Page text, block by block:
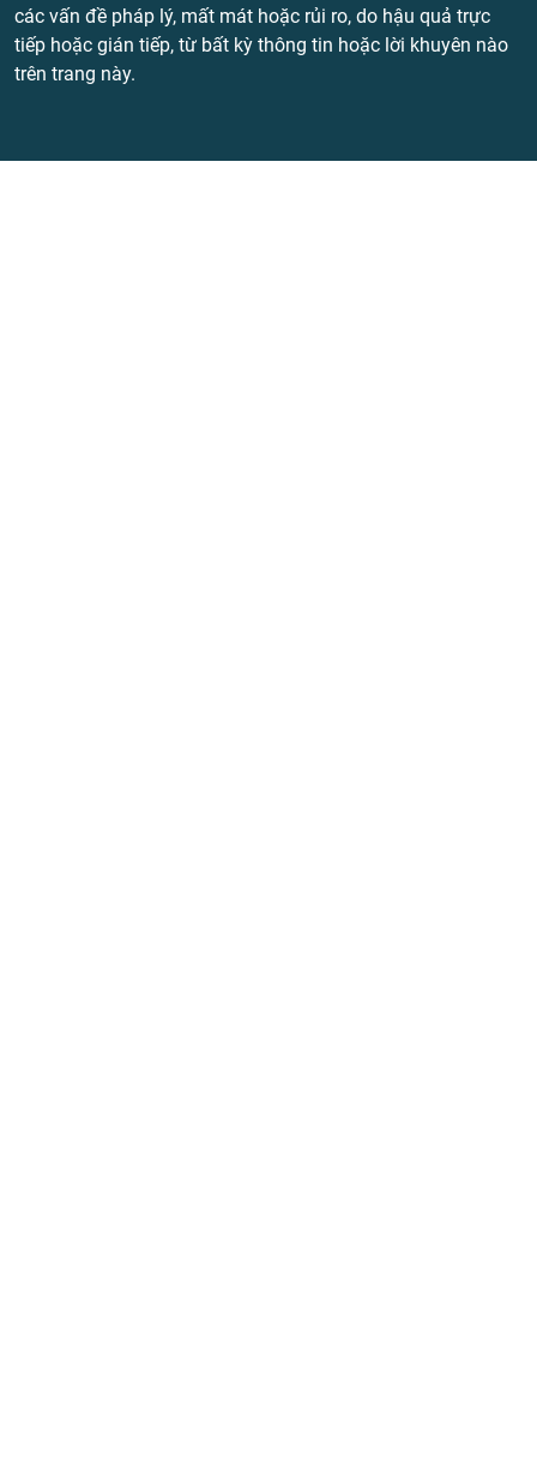
các vấn đề pháp lý, mất mát hoặc rủi ro, do hậu quả trực
tiếp hoặc gián tiếp, từ bất kỳ thông tin hoặc lời khuyên nào
trên trang này.